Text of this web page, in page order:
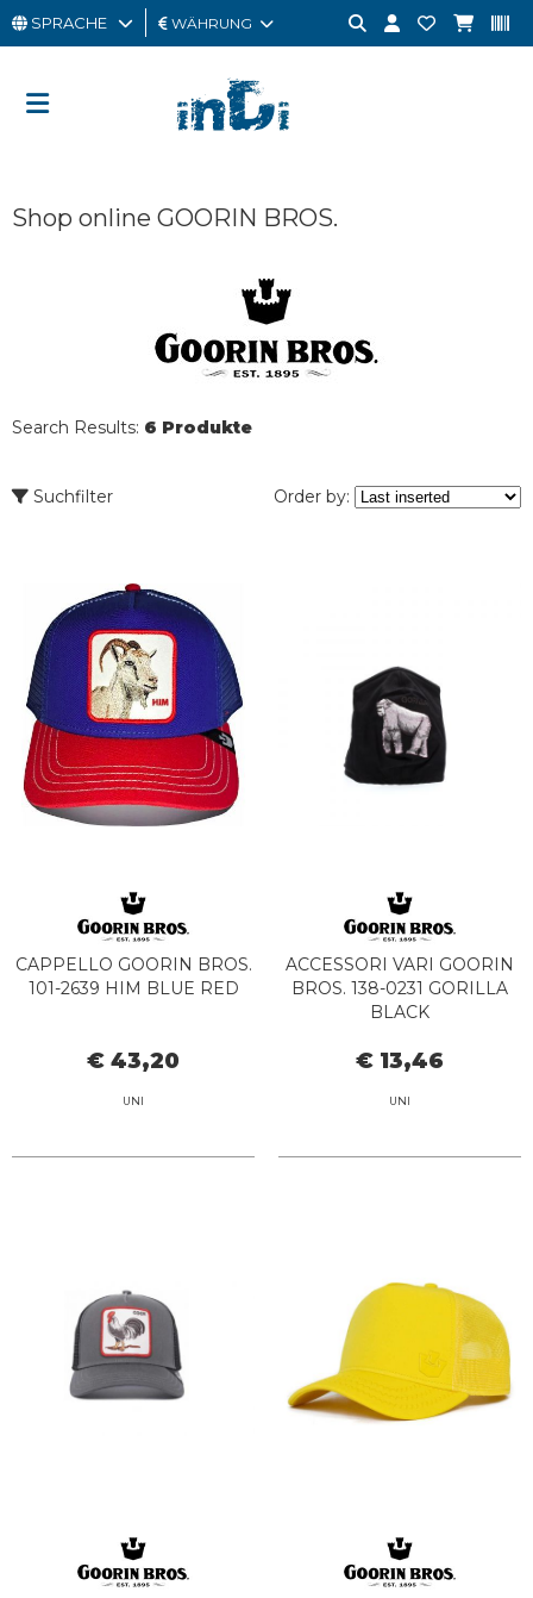
MANN
OUTLET
SPRACHE WÄHRUNG
Shop online GOORIN BROS.
Search Results: 6 Produkte
Suchfilter Order by:
CAPPELLO GOORIN BROS.
101-2639 HIM BLUE RED
€ 43,20
UNI
ACCESSORI VARI GOORIN
BROS. 138-0231 GORILLA
BLACK
€ 13,46
UNI